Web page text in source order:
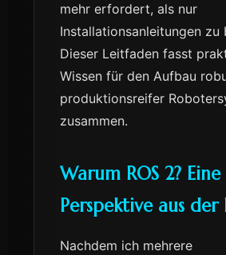
mehr erfordert, als nur
Installationsanleitungen zu
Dieser Leitfaden fasst
Wissen für den Aufbau
produktionsreifer
zusammen.
Warum ROS 2? Eine
Perspektive aus der
Nachdem ich mehrere